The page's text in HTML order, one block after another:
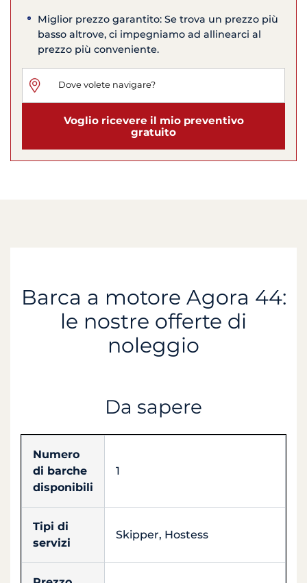
Miglior prezzo garantito: Se trova un prezzo più
basso altrove, ci impegniamo ad allinearci al
prezzo più conveniente.
Voglio ricevere il mio preventivo
gratuito
Barca a motore Agora 44:
le nostre offerte di
noleggio
Da sapere
Numero
di barche
disponibili
1
Tipi di
servizi
Skipper, Hostess